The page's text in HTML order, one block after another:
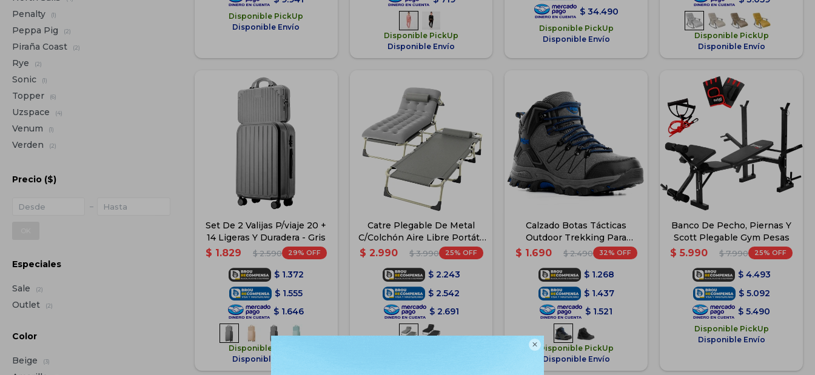

Disponible PickUp
Disponible Envío
Disponible PickUp
Disponible Envío
$ 34.490
Disponible PickUp
Disponible Envío
Disponible PickUp
Disponible Envío
Set De 2 Valijas P/viaje 20 +
14 Ligeras Y Duradera - Gris
$ 1.829 $ 2.590 29
$ 1.372
$ 1.555
$ 1.646
Disponible PickUp
Disponible Envío
Catre Plegable De Metal
C/Colchón Aire Libre Portátil
- Gris
$ 2.990 $ 3.990 25
$ 2.243
$ 2.542
$ 2.691
Calzado Botas Tácticas
Outdoor Trekking Para
Hombre - Azul
$ 1.690 $ 2.490 32
$ 1.268
$ 1.437
$ 1.521
Disponible PickUp
Disponible Envío
Banco De Pecho, Piernas Y
Scott Plegable Gym Pesas
$ 5.990 $ 7.990 25
$ 4.493
$ 5.092
$ 5.490
Disponible PickUp
Disponible Envío
Penalty (1)
Peppa Pig (2)
Piraña Coast (2)
Rye (2)
Sonic (1)
Topper (6)
Uzspace (4)
Venum (1)
Verden (2)
Precio ($)
Especiales
Sale (2)
Outlet (2)
Color
Beige (3)